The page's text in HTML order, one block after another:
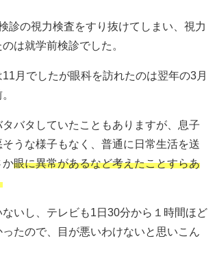
診の視力検査をすり抜けてしまい、視力
は就学前検診でした。
月でしたが眼科を訪れたのは翌年の3月
バタしていたこともありますが、息子
うな様子もなく、普通に日常生活を送
か眼に異常があるなど考えたことすらあ
いし、テレビも1日30分から１時間ほど
たので、目が悪いわけないと思いこん